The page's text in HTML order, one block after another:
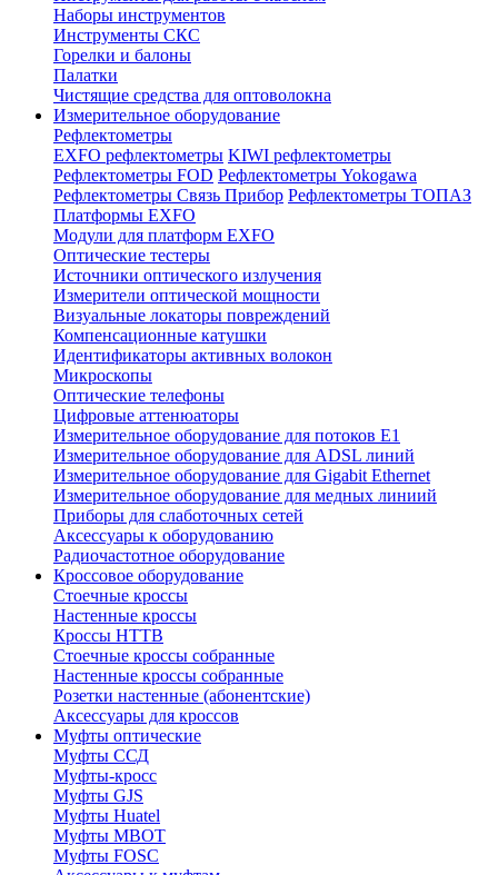
Наборы инструментов
Инструменты СКС
Горелки и балоны
Палатки
Чистящие средства для оптоволокна
Измерительное оборудование
Рефлектометры
EXFO рефлектометры KIWI рефлектометры
Рефлектометры FOD Рефлектометры Yokogawa
Рефлектометры Связь Прибор Рефлектометры ТОПАЗ
Платформы EXFO
Модули для платформ EXFO
Оптические тестеры
Источники оптического излучения
Измерители оптической мощности
Визуальные локаторы повреждений
Компенсационные катушки
Идентификаторы активных волокон
Микроскопы
Оптические телефоны
Цифровые аттенюаторы
Измерительное оборудование для потоков Е1
Измерительное оборудование для ADSL линий
Измерительное оборудование для Gigabit Ethernet
Измерительное оборудование для медных линиий
Приборы для слаботочных сетей
Аксессуары к оборудованию
Радиочастотное оборудование
Кроссовое оборудование
Стоечные кроссы
Настенные кроссы
Кроссы HTTB
Стоечные кроссы собранные
Настенные кроссы собранные
Розетки настенные (абонентские)
Аксессуары для кроссов
Муфты оптические
Муфты ССД
Муфты-кросс
Муфты GJS
Муфты Huatel
Муфты МВОТ
Муфты FOSC